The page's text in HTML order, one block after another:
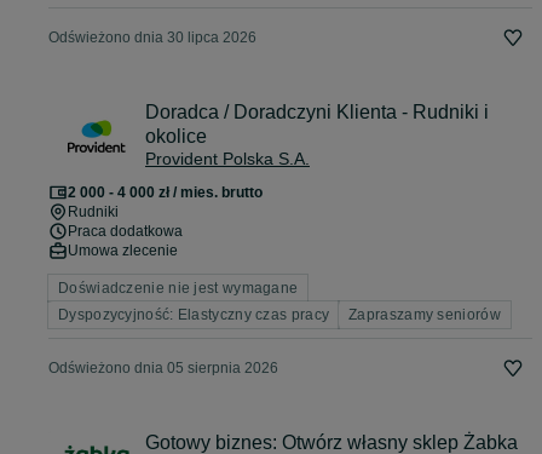
Odświeżono dnia 30 lipca 2026
Doradca / Doradczyni Klienta - Rudniki i
okolice
Provident Polska S.A.
2 000 - 4 000 zł / mies. brutto
Rudniki
Praca dodatkowa
Umowa zlecenie
Doświadczenie nie jest wymagane
Dyspozycyjność: Elastyczny czas pracy
Zapraszamy seniorów
Odświeżono dnia 05 sierpnia 2026
Gotowy biznes: Otwórz własny sklep Żabka